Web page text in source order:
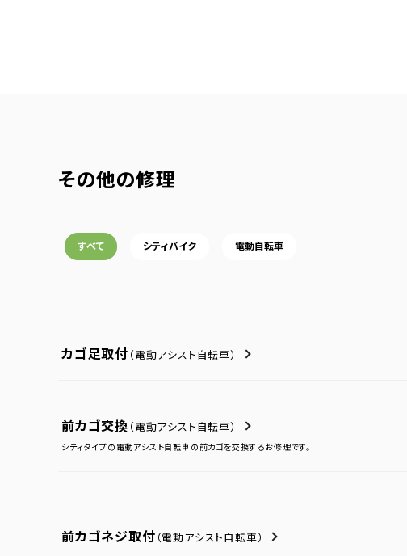
その他の修理
すべて シティバイク 電動自転車
カゴ足取付 （電動アシスト自転車）
前カゴ交換 （電動アシスト自転車）
シティタイプの電動アシスト自転車の前カゴを交換するお修理です。
前カゴネジ取付 （電動アシスト自転車）